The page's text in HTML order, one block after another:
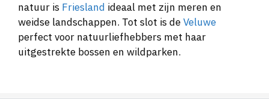
natuur is Friesland ideaal met zijn meren en
weidse landschappen. Tot slot is deVeluwe
perfect voor natuurliefhebbers met haar
uitgestrekte bossen en wildparken.